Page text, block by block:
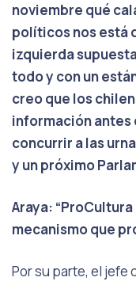
noviembre qué
políticos nos está
izquierda
todo y con un
creo que los
información antes
concurrir a las
y un próximo
Araya:
mecanismo que
Por su parte, el jefe